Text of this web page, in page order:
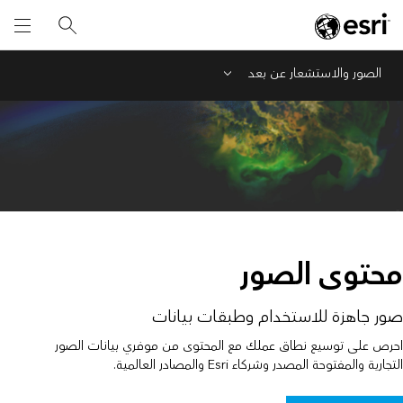
الصور والاستشعار عن بعد Menu
محتوى الصور
صور جاهزة للاستخدام وطبقات بيانات
احرص على توسيع نطاق عملك مع المحتوى من موفري بيانات الصور
التجارية والمفتوحة المصدر وشركاء Esri والمصادر العالمية.